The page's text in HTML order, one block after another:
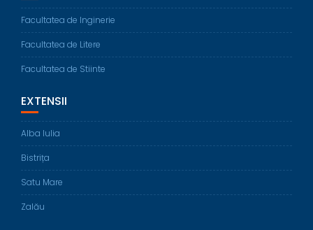
Facultatea de Inginerie
Facultatea de Litere
Facultatea de Stiinte
EXTENSII
Alba Iulia
Bistrița
Satu Mare
Zalău